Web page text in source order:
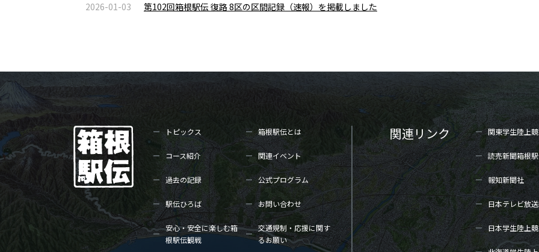
2026-01-03 第102回箱根駅伝 復路 8区の区間記録（速報）を掲載しました
トピックス 箱根駅伝とは
コース紹介 関連イベント
過去の記録 公式プログラム
駅伝ひろば お問い合わせ
安心・安全に楽しむ箱
根駅伝観戦
交通規制・応援に関す
るお願い
関連リンク 関東学生陸上
読売新聞箱根
報知新聞社
日本テレビ放
日本学生陸上